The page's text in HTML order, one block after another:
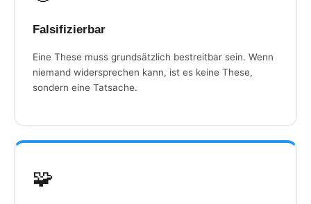
Falsifizierbar
Eine These muss grundsätzlich bestreitbar sein. Wenn
niemand widersprechen kann, ist es keine These,
sondern eine Tatsache.
🧩